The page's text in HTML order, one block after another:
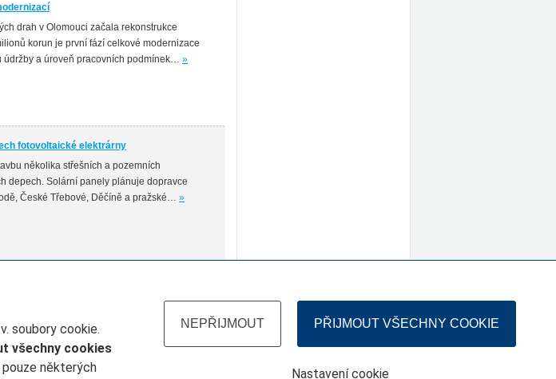
drah v Olomouci začala rekonstrukce
korun je první fází celkové modernizace
údržby a úroveň pracovních podmínek… »
fotovoltaické elektrárny
několika střešních a pozemních
depech. Solární panely plánuje dopravce
České Třebové, Děčíně a pražské… »
číslo
soubory cookie.
všechny cookies
některých
PŘIJMOUT VŠECHNY COOKIE
NEPŘIJMOUT
Nastavení cookie